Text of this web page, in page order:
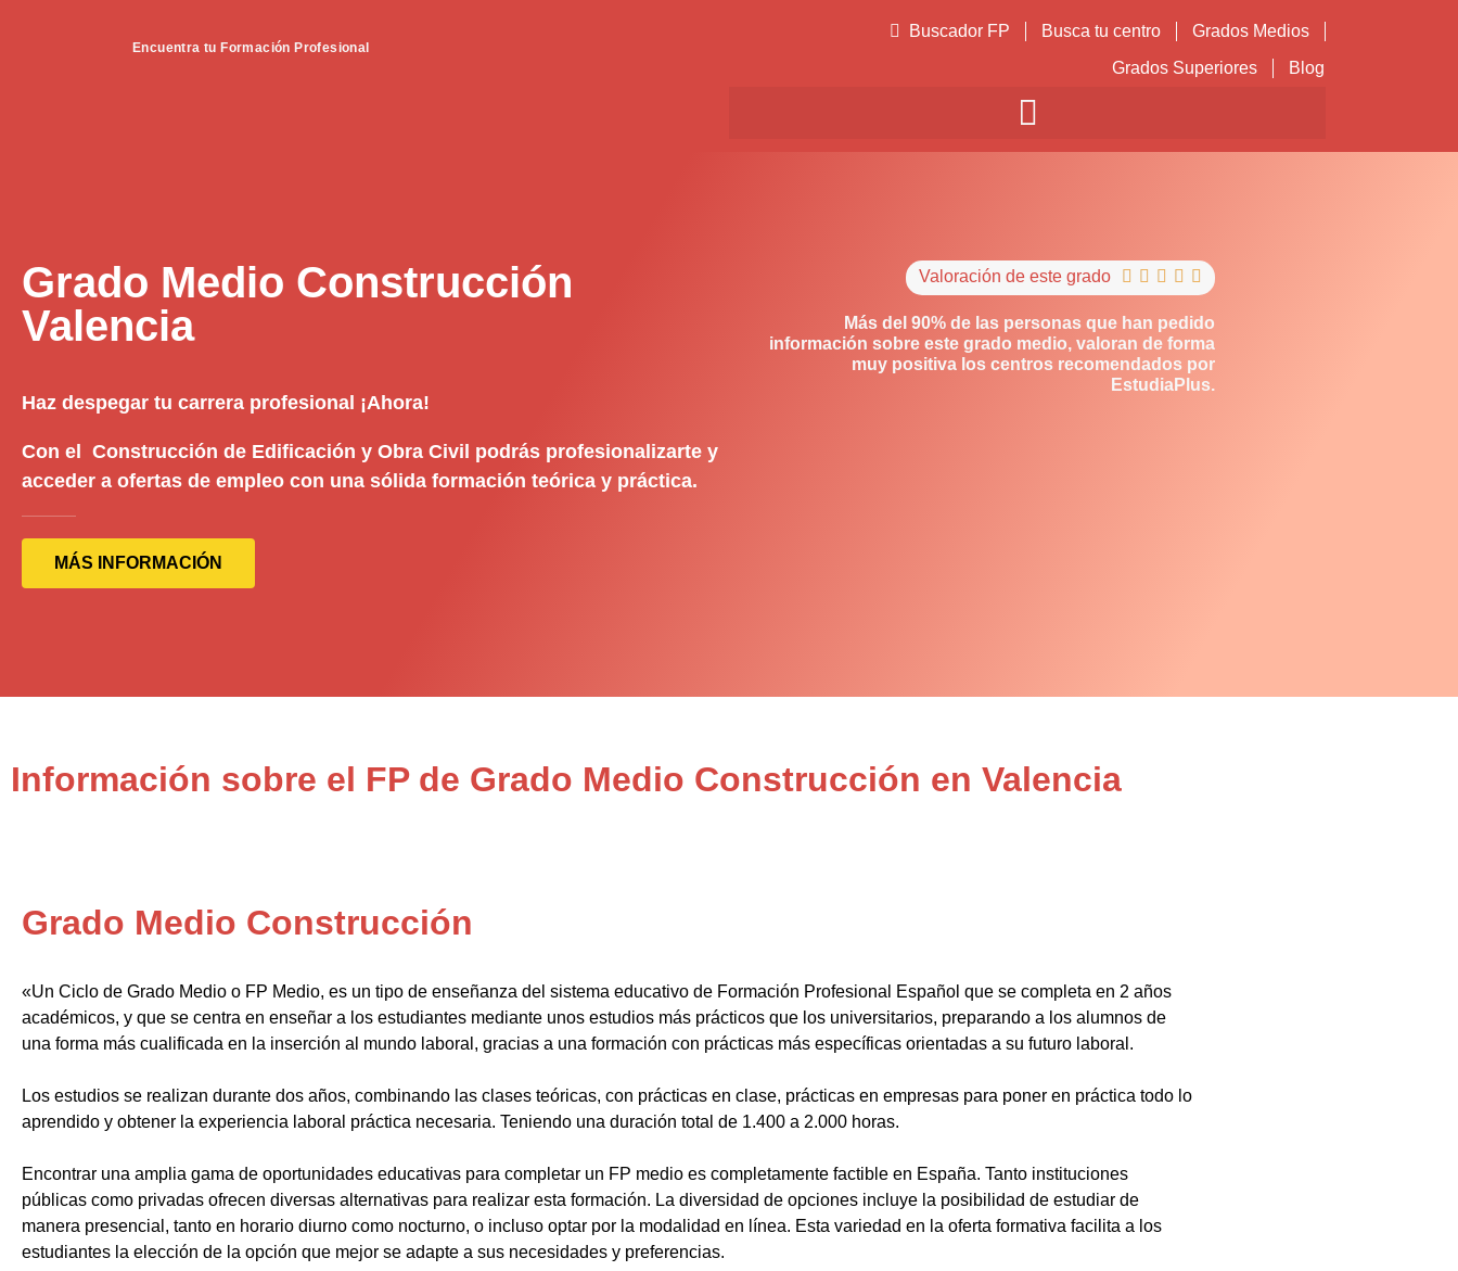
Encuentra tu Formación Profesional
Buscador FP Busca tu centro
Grados Medios
Grados Superiores
Blog
Grado Medio Construcción
Valencia
Haz despegar tu carrera profesional ¡Ahora!
Con el Construcción de Edificación y Obra Civil podrás profesionalizarte y
acceder a ofertas de empleo con una sólida formación teórica y práctica.
MÁS INFORMACIÓN
Valoración de este grado     
Más del 90% de las personas que han pedido
información sobre este grado medio, valoran de forma
muy positiva los centros recomendados por
EstudiaPlus.
Información sobre el FP de Grado Medio Construcción en Valencia
Grado Medio Construcción
«Un Ciclo de Grado Medio o FP Medio, es un tipo de enseñanza del sistema educativo de Formación Profesional Español que se completa en 2 años
académicos, y que se centra en enseñar a los estudiantes mediante unos estudios más prácticos que los universitarios, preparando a los alumnos de
una forma más cualificada en la inserción al mundo laboral, gracias a una formación con prácticas más específicas orientadas a su futuro laboral.
Los estudios se realizan durante dos años, combinando las clases teóricas, con prácticas en clase, prácticas en empresas para poner en práctica todo lo
aprendido y obtener la experiencia laboral práctica necesaria. Teniendo una duración total de 1.400 a 2.000 horas.
Encontrar una amplia gama de oportunidades educativas para completar un FP medio es completamente factible en España. Tanto instituciones
públicas como privadas ofrecen diversas alternativas para realizar esta formación. La diversidad de opciones incluye la posibilidad de estudiar de
manera presencial, tanto en horario diurno como nocturno, o incluso optar por la modalidad en línea. Esta variedad en la oferta formativa facilita a los
estudiantes la elección de la opción que mejor se adapte a sus necesidades y preferencias.